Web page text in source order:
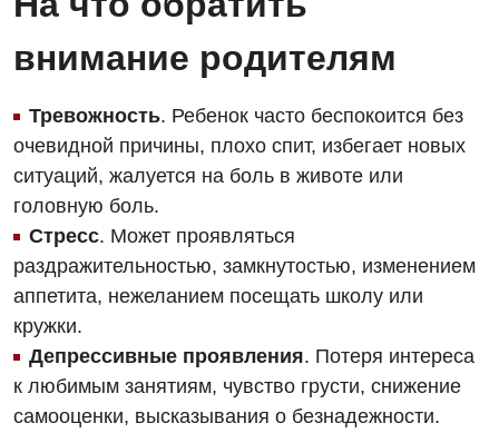
Вакансии
Мероприятия БПР
Интернатура
Энциклопедия
Программа лояльности
Отзывы
Видео
Диагностика
Ангиографические исследования
Диагностическое отделение
Магнитно-резонансная томография
Маммография
Нейросонография
Рентгенография
Гинекологическое отделение
Диагностическое отделение
Дневной стационар
Онкологическое отделение
Отдел госпитализации
Отделение интенсивной терапии
Декларирование
внимание родителям
Тревожность. Ребенок часто беспокоится без
очевидной причины, плохо спит, избегает новых
ситуаций, жалуется на боль в животе или
головную боль.
Стресс. Может проявляться
раздражительностью, замкнутостью, изменением
аппетита, нежеланием посещать школу или
кружки.
Депрессивные проявления. Потеря интереса
к любимым занятиям, чувство грусти, снижение
самооценки, высказывания о безнадежности.